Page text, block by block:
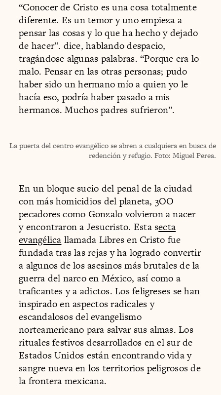
“Conocer de Cristo es una cosa totalmente
diferente. Es un temor y uno empieza a
pensar las cosas y lo que ha hecho y dejado
de hacer”. dice, hablando despacio,
tragándose algunas palabras. “Porque era lo
malo. Pensar en las otras personas; pudo
haber sido un hermano mío a quien yo le
hacía eso, podría haber pasado a mis
hermanos. Muchos padres sufrieron”.
La puerta del centro evangélico se abren a cualquiera en busca de
redención y refugio. Foto: Miguel Perea.
En un bloque sucio del penal de la ciudad
con más homicidios del planeta, 3OO
pecadores como Gonzalo volvieron a nacer
y encontraron a Jesucristo. Esta secta
evangélica llamada Libres en Cristo fue
fundada tras las rejas y ha logrado convertir
a algunos de los asesinos más brutales de la
guerra del narco en México, así como a
traficantes y a adictos. Los feligreses se han
inspirado en aspectos radicales y
escandalosos del evangelismo
norteamericano para salvar sus almas. Los
rituales festivos desarrollados en el sur de
Estados Unidos están encontrando vida y
sangre nueva en los territorios peligrosos de
la frontera mexicana.